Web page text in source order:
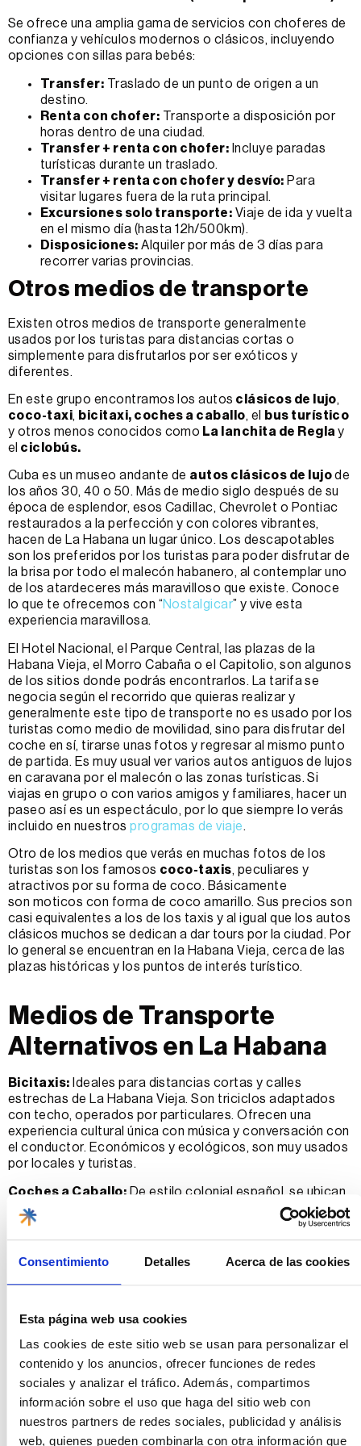
Consentimiento Detalles Acerca de las cookies
Esta página web usa cookies
Las cookies de este sitio web se usan para personalizar el
contenido y los anuncios, ofrecer funciones de redes
sociales y analizar el tráfico. Además, compartimos
información sobre el uso que haga del sitio web con
nuestros partners de redes sociales, publicidad y análisis
web, quienes pueden combinarla con otra información que
Se ofrece una amplia gama de servicios con choferes de
confianza y vehículos modernos o clásicos, incluyendo
opciones con sillas para bebés:
Transfer: Traslado de un punto de origen a un
destino.
Renta con chofer: Transporte a disposición por
horas dentro de una ciudad.
Transfer + renta con chofer: Incluye paradas
turísticas durante un traslado.
Transfer + renta con chofer y desvío: Para
visitar lugares fuera de la ruta principal.
Excursiones solo transporte: Viaje de ida y vuelta
en el mismo día (hasta 12h/500km).
Disposiciones: Alquiler por más de 3 días para
recorrer varias provincias.
Otros medios de transporte
Existen otros medios de transporte generalmente
usados por los turistas para distancias cortas o
simplemente para disfrutarlos por ser exóticos y
diferentes.
En este grupo encontramos los autos clásicos de lujo,
coco-taxi, bicitaxi, coches a caballo, el
bus turístico
y otros menos conocidos como La lanchita de Reglay
el ciclobús.
Cuba es un museo andante de autos clásicos de lujode
los años 30, 40 o 50. Más de medio siglo después de su
época de esplendor, esos Cadillac, Chevrolet o Pontiac
restaurados a la perfección y con colores vibrantes,
hacen de La Habana un lugar único. Los descapotables
son los preferidos por los turistas para poder disfrutar de
la brisa por todo el malecón habanero, al contemplar uno
de los atardeceres más maravilloso que existe. Conoce
lo que te ofrecemos con “Nostalgicar” y vive esta
experiencia maravillosa.
El Hotel Nacional, el Parque Central, las plazas de la
Habana Vieja, el Morro Cabaña o el Capitolio, son algunos
de los sitios donde podrás encontrarlos. La tarifa se
negocia según el recorrido que quieras realizar y
generalmente este tipo de transporte no es usado por los
turistas como medio de movilidad, sino para disfrutar del
coche en sí, tirarse unas fotos y regresar al mismo punto
de partida. Es muy usual ver varios autos antiguos de lujos
en caravana por el malecón o las zonas turísticas. Si
viajas en grupo o con varios amigos y familiares, hacer un
paseo así es un espectáculo, por lo que siempre lo verás
incluido en nuestrosprogramas de viaje.
Otro de los medios que verás en muchas fotos de los
turistas son los famosos coco-taxis, peculiares y
atractivos por su forma de coco. Básicamente
son moticos con forma de coco amarillo. Sus precios son
casi equivalentes a los de los taxis y al igual que los autos
clásicos muchos se dedican a dar tours por la ciudad. Por
lo general se encuentran en la Habana Vieja, cerca de las
plazas históricas y los puntos de interés turístico.
Medios de Transporte
Alternativos en La Habana
Bicitaxis: Ideales para distancias cortas y calles
estrechas de La Habana Vieja. Son triciclos adaptados
con techo, operados por particulares. Ofrecen una
experiencia cultural única con música y conversación con
el conductor. Económicos y ecológicos, son muy usados
por locales y turistas.
Coches a Caballo: De estilo colonial español, se ubican
en zonas turísticas. Se negocia el precio con el cochero
antes del recorrido, algunos incluyen servicio de guía.
Usados principalmente para paseos turísticos y eventos.
Habana Bus Tour:
Autobús turístico de dos pisos
(rojo/azul) con tres rutas:
T1: Zona moderna a Habana Vieja (9am-6pm)
T2: Zona oeste (Marina Hemingway a Miramar)
(9am-5pm)
T3: Habana Vieja a playas del este, pasando por
Morro-Cabaña (9am-6pm)
Cuesta máximo 10 USD por día, con subida y bajada
ilimitada. Paradas cada 30 minutos.
Ferri («Lanchita de Regla»):Cruce económico por la
bahía cada 30-45 minutos. Muy usado por locales y para